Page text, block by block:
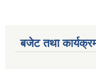
बजेट तथा